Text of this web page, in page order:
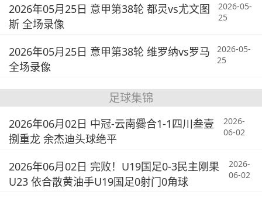
2026年05月25日 意甲第38轮 都灵vs尤文图
斯 全场录像
2026-05-
25
2026年05月25日 意甲第38轮 维罗纳vs罗马
全场录像
2026-05-
25
足球集锦
2026年06月02日 中冠-云南爨合1-1四川叁壹
捌重龙 余杰迪头球绝平
2026-
06-02
2026年06月02日 完败！U19国足0-3民主刚果
U23 依合散黄油手U19国足0射门0角球
2026-
06-02